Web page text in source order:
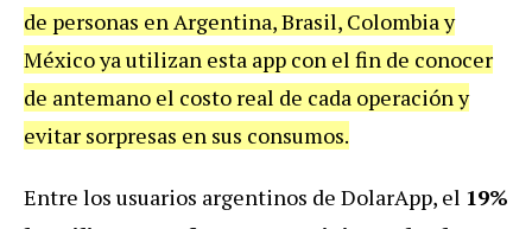
de personas en Argentina, Brasil, Colombia y
México ya utilizan esta app con el fin de conocer
de antemano el costo real de cada operación y
evitar sorpresas en sus consumos.
Entre los usuarios argentinos de DolarApp, el 19%